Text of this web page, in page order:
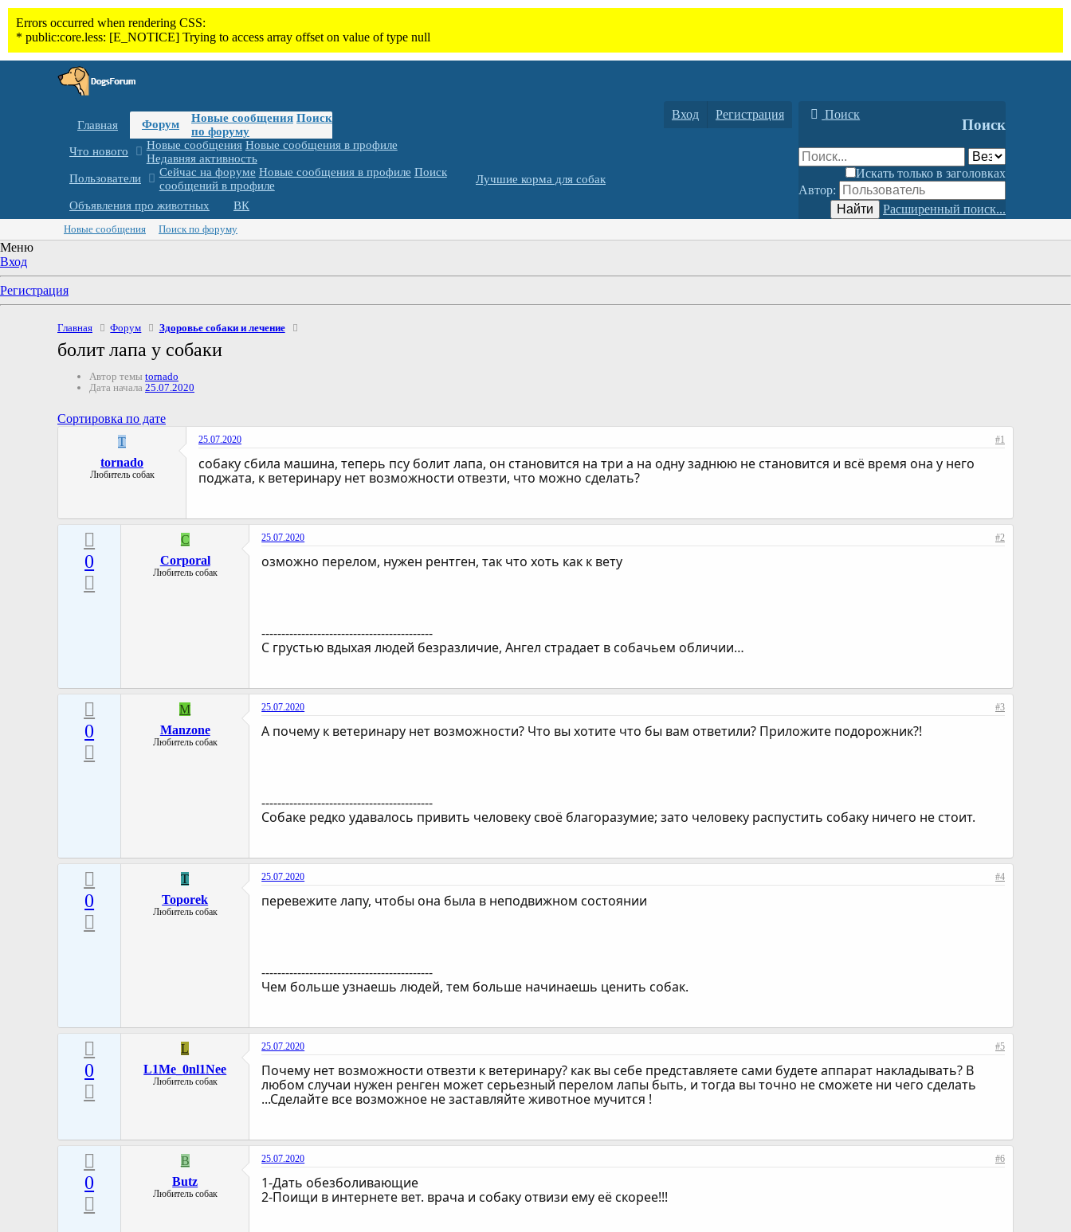
Главная Форум Новые сообщения Поиск
по форуму
Что нового
Новые сообщения Новые сообщения в профиле
Недавняя активность
Пользователи
Сейчас на форуме Новые сообщения в профиле Поиск
сообщений в профиле
Лучшие корма для собак
Объявления про животных ВК
Вход Регистрация Поиск
Поиск
Искать только в заголовках
Автор:
Найти
Расширенный поиск...
Новые сообщения Поиск по форуму
Меню
Вход
Регистрация
Главная Форум Здоровье собаки и лечение
болит лапа у собаки
Автор темы tornado
Дата начала 25.07.2020
Сортировка по дате
T
tornado
Любитель собак
25.07.2020 #1
собаку сбила машина, теперь псу болит лапа, он становится на три а на одну заднюю не становится и всё время она у него
поджата, к ветеринару нет возможности отвезти, что можно сделать?
0
C
Corporal
Любитель собак
25.07.2020 #2
озможно перелом, нужен рентген, так что хоть как к вету
-------------------------------------------
С грустью вдыхая людей безразличие, Ангел страдает в собачьем обличии…
0
M
Manzone
Любитель собак
25.07.2020 #3
А почему к ветеринару нет возможности? Что вы хотите что бы вам ответили? Приложите подорожник?!
-------------------------------------------
Собаке редко удавалось привить человеку своё благоразумие; зато человеку распустить собаку ничего не стоит.
0
T
Toporek
Любитель собак
25.07.2020 #4
перевежите лапу, чтобы она была в неподвижном состоянии
-------------------------------------------
Чем больше узнаешь людей, тем больше начинаешь ценить собак.
0
L
L1Me_0nl1Nee
Любитель собак
25.07.2020 #5
Почему нет возможности отвезти к ветеринару? как вы себе представляете сами будете аппарат накладывать? В
любом случаи нужен ренген может серьезный перелом лапы быть, и тогда вы точно не сможете ни чего сделать
...Сделайте все возможное не заставляйте животное мучится !
0
B
Butz
Любитель собак
25.07.2020 #6
1-Дать обезболивающие
2-Поищи в интернете вет. врача и собаку отвизи ему её скорее!!!